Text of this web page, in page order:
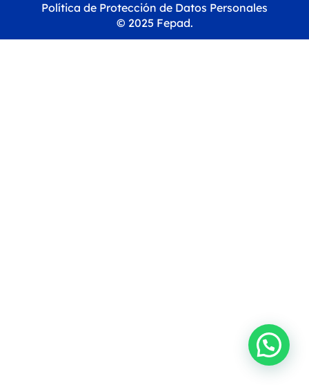
© 2025 Fepad.
Política de Protección de Datos Personales